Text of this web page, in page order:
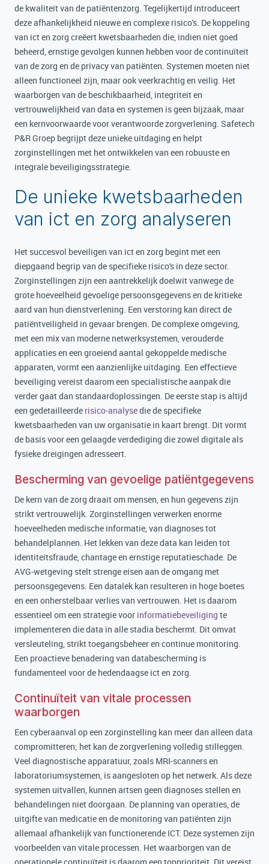
de kwaliteit van de patiëntenzorg. Tegelijkertijd introduceert
deze afhankelijkheid nieuwe en complexe risico's. De koppeling
van ict en zorg creëert kwetsbaarheden die, indien niet goed
beheerd, ernstige gevolgen kunnen hebben voor de continuïteit
van de zorg en de privacy van patiënten. Systemen moeten niet
alleen functioneel zijn, maar ook veerkrachtig en veilig. Het
waarborgen van de beschikbaarheid, integriteit en
vertrouwelijkheid van data en systemen is geen bijzaak, maar
een kernvoorwaarde voor verantwoorde zorgverlening. Safetech
P&R Groep begrijpt deze unieke uitdaging en helpt
zorginstellingen met het ontwikkelen van een robuuste en
integrale beveiligingsstrategie.
De unieke kwetsbaarheden
van ict en zorg analyseren
Het succesvol beveiligen van ict en zorg begint met een
diepgaand begrip van de specifieke risico's in deze sector.
Zorginstellingen zijn een aantrekkelijk doelwit vanwege de
grote hoeveelheid gevoelige persoonsgegevens en de kritieke
aard van hun dienstverlening. Een verstoring kan direct de
patiëntveiligheid in gevaar brengen. De complexe omgeving,
met een mix van moderne netwerksystemen, verouderde
applicaties en een groeiend aantal gekoppelde medische
apparaten, vormt een aanzienlijke uitdaging. Een effectieve
beveiliging vereist daarom een specialistische aanpak die
verder gaat dan standaardoplossingen. De eerste stap is altijd
een gedetailleerde risico-analysedie de specifieke
kwetsbaarheden van uw organisatie in kaart brengt. Dit vormt
de basis voor een gelaagde verdediging die zowel digitale als
fysieke dreigingen adresseert.
Bescherming van gevoelige patiëntgegevens
De kern van de zorg draait om mensen, en hun gegevens zijn
strikt vertrouwelijk. Zorginstellingen verwerken enorme
hoeveelheden medische informatie, van diagnoses tot
behandelplannen. Het lekken van deze data kan leiden tot
identiteitsfraude, chantage en ernstige reputatieschade. De
AVG-wetgeving stelt strenge eisen aan de omgang met
persoonsgegevens. Een datalek kan resulteren in hoge boetes
en een onherstelbaar verlies van vertrouwen. Het is daarom
essentieel om een strategie voor informatiebeveiliging te
implementeren die data in alle stadia beschermt. Dit omvat
versleuteling, strikt toegangsbeheer en continue monitoring.
Een proactieve benadering van databescherming is
fundamenteel voor de hedendaagse ict en zorg.
Continuïteit van vitale processen
waarborgen
Een cyberaanval op een zorginstelling kan meer dan alleen data
compromitteren; het kan de zorgverlening volledig stilleggen.
Veel diagnostische apparatuur, zoals MRI-scanners en
laboratoriumsystemen, is aangesloten op het netwerk. Als deze
systemen uitvallen, kunnen artsen geen diagnoses stellen en
behandelingen niet doorgaan. De planning van operaties, de
uitgifte van medicatie en de monitoring van patiënten zijn
allemaal afhankelijk van functionerende ICT. Deze systemen zijn
voorbeelden van vitale processen. Het waarborgen van de